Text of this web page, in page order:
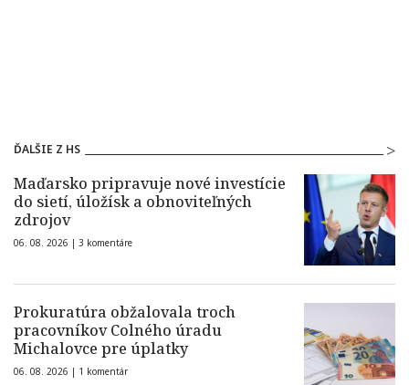
ĎALŠIE Z HS
Maďarsko pripravuje nové investície
do sietí, úložísk a obnoviteľných
zdrojov
06. 08. 2026 | 3 komentáre
Prokuratúra obžalovala troch
pracovníkov Colného úradu
Michalovce pre úplatky
06. 08. 2026 | 1 komentár